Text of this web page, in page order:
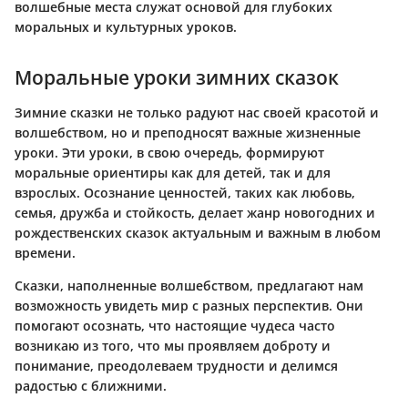
волшебные места служат основой для глубоких
моральных и культурных уроков.
Моральные уроки зимних сказок
Зимние сказки не только радуют нас своей красотой и
волшебством, но и преподносят важные жизненные
уроки. Эти уроки, в свою очередь, формируют
моральные ориентиры как для детей, так и для
взрослых. Осознание ценностей, таких как любовь,
семья, дружба и стойкость, делает жанр новогодних и
рождественских сказок актуальным и важным в любом
времени.
Сказки, наполненные волшебством, предлагают нам
возможность увидеть мир с разных перспектив. Они
помогают осознать, что настоящие чудеса часто
возникаю из того, что мы проявляем доброту и
понимание, преодолеваем трудности и делимся
радостью с ближними.